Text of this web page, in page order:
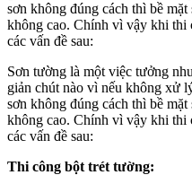
sơn không đúng cách thì bề
không cao. Chính vì vậy khi thi
các vấn đề sau:
Sơn tường là một việc tưởng
giản chút nào vì nếu không xử
sơn không đúng cách thì bề
không cao. Chính vì vậy khi thi
các vấn đề sau:
Thi công bột trét tường: